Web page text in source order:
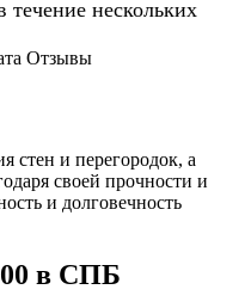
течение нескольких
Отзывы
стен и перегородок, а
своей прочности и
и долговечность
в СПБ